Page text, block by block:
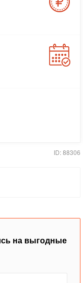
ID: 88306
на выгодные